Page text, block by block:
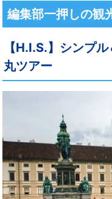
編集部一押しの観
【H.I.S.】シンプ
丸ツアー